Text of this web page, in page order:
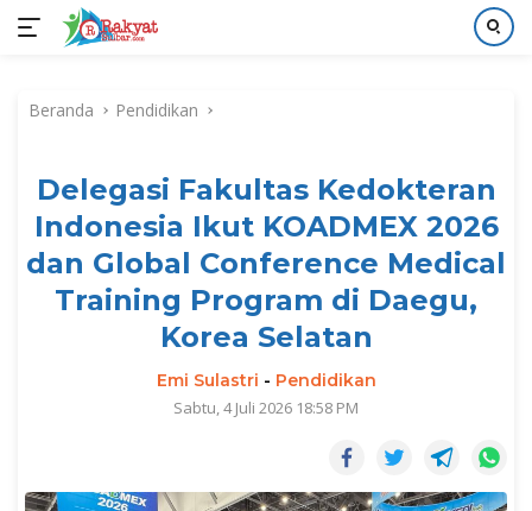
kontenBeranda Pendidikan
Delegasi Fakultas Kedokteran
Indonesia Ikut KOADMEX 2026
dan Global Conference Medical
Training Program di Daegu,
Korea Selatan
Emi Sulastri - Pendidikan
Sabtu, 4 Juli 2026 18:58 PM